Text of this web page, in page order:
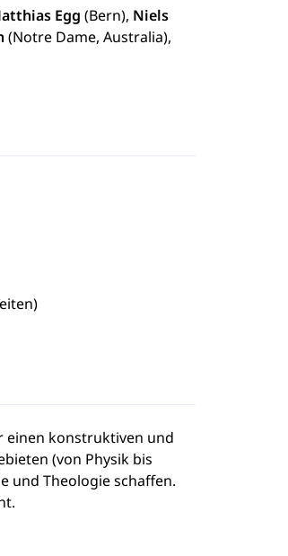
Egg (Bern), Niels
(Notre Dame, Australia),
einen konstruktiven und
(von Physik bis
und Theologie schaffen.